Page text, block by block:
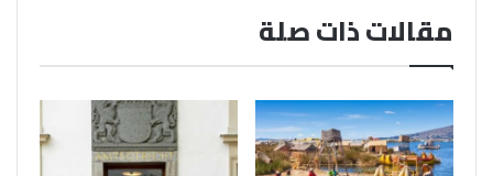
مقالات ذات صلة